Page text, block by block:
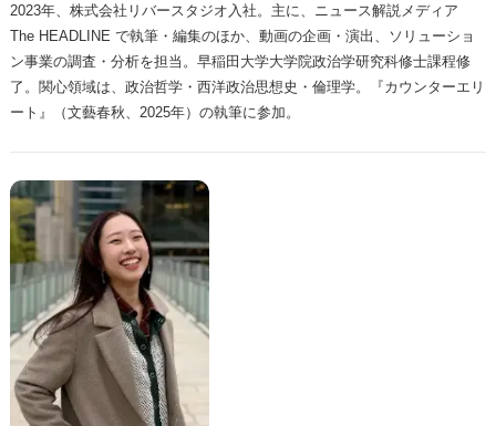
2023年、株式会社リバースタジオ入社。主に、ニュース解説メディア
The HEADLINE で執筆・編集のほか、動画の企画・演出、ソリューショ
ン事業の調査・分析を担当。早稲田大学大学院政治学研究科修士課程修
了。関心領域は、政治哲学・西洋政治思想史・倫理学。『カウンターエリ
ート』（文藝春秋、2025年）の執筆に参加。